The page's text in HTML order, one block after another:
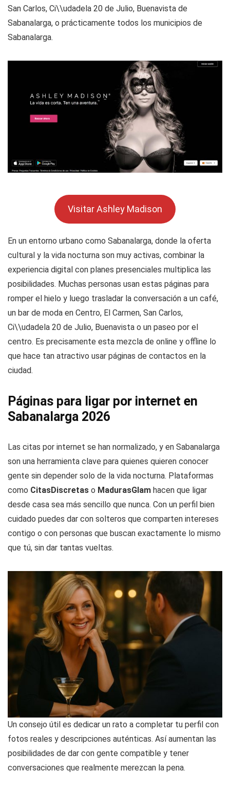
San Carlos, Ci\\udadela 20 de Julio, Buenavista de
Sabanalarga, o prácticamente todos los municipios de
Sabanalarga.
Visitar Ashley Madison
En un entorno urbano como Sabanalarga, donde la oferta
cultural y la vida nocturna son muy activas, combinar la
experiencia digital con planes presenciales multiplica las
posibilidades. Muchas personas usan estas páginas para
romper el hielo y luego trasladar la conversación a un café,
un bar de moda en Centro, El Carmen, San Carlos,
Ci\\udadela 20 de Julio, Buenavista o un paseo por el
centro. Es precisamente esta mezcla de online y offline lo
que hace tan atractivo usar páginas de contactos en la
ciudad.
Páginas para ligar por internet en
Sabanalarga 2026
Las citas por internet se han normalizado, y en Sabanalarga
son una herramienta clave para quienes quieren conocer
gente sin depender solo de la vida nocturna. Plataformas
como CitasDiscretas o MadurasGlam hacen que ligar
desde casa sea más sencillo que nunca. Con un perfil bien
cuidado puedes dar con solteros que comparten intereses
contigo o con personas que buscan exactamente lo mismo
que tú, sin dar tantas vueltas.
Un consejo útil es dedicar un rato a completar tu perfil con
fotos reales y descripciones auténticas. Así aumentan las
posibilidades de dar con gente compatible y tener
conversaciones que realmente merezcan la pena.